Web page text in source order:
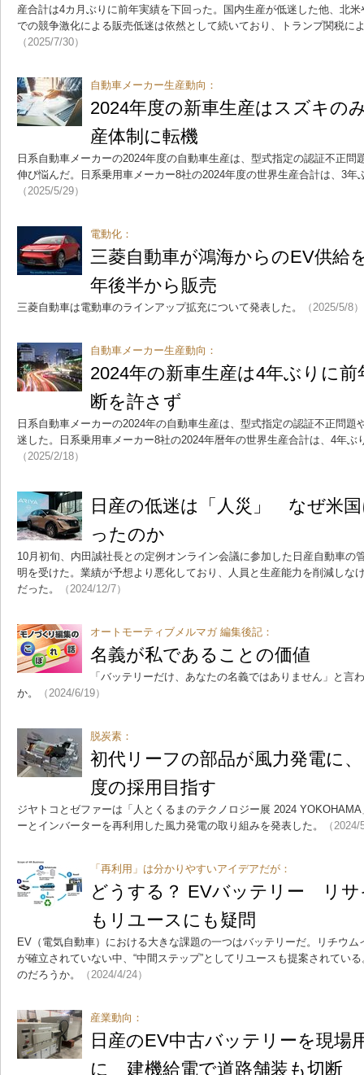
産合計は4カ月ぶりに前年実績を下回った。国内生産が低迷した他、北
での競争激化による販売低迷は依然として続いており、トランプ関税に
（2025/7/30）
自動車メーカー生産動向：
2024年度の新車生産はスズキの
産体制に転機
日系自動車メーカーの2024年度の自動車生産は、型式指定の認証不正問
伸び悩んだ。日系乗用車メーカー8社の2024年度の世界生産合計は、3年
（2025/5/29）
電動化：
三菱自動車が鴻海からのEV供給
年後半から販売
三菱自動車は電動車のラインアップ拡充について発表した。 （2025/5/8）
自動車メーカー生産動向：
2024年の新車生産は4年ぶりに
断を許さず
日系自動車メーカーの2024年の自動車生産は、型式指定の認証不正問題
迷した。日系乗用車メーカー8社の2024年暦年の世界生産合計は、4年ぶ
（2025/2/18）
日産の低迷は「人災」 なぜ米
ったのか
10月初旬、内田誠社長との定例オンライン会議に参加した日産自動車の
明を受けた。業績が予想より悪化しており、人員と生産能力を削減しな
だった。
（2024/12/7）
オートモーティブメルマガ 編集後記：
名義が私であることの価値
「バッテリーだけ、あなたの名義ではありません」と言
か。
（2024/6/19）
脱炭素：
初代リーフの部品が風力発電に
度の採用目指す
ジヤトコとゼファーは「人とくるまのテクノロジー展 2024
ーとインバーターを再利用した風力発電の取り組みを発表した。
（
「再利用」は分かりやすいアイデアだが：
どうする？ EVバッテリー リサ
もリユースにも疑問
EV（電気自動車）における大きな課題の一つはバッテリーだ。リチウ
が確立されていない中、“中間ステップ”としてリユースも提案されてい
のだろうか。
（2024/4/24）
産業動向：
日産のEV中古バッテリーを現場
に 建機給電で道路舗装も切断